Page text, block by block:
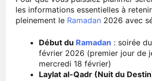
les informations essentielles à
pleinement le Ramadan 2026 avec
Début du Ramadan : soirée
février 2026 (premier jour de
mercredi 18 février)
Laylat al-Qadr (Nuit du